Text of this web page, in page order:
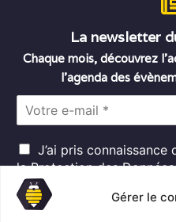
Gérer le
La newsletter
Chaque mois, découvrez
l’agenda des
l
*
R
G
D
P
J’ai pris connaissance
la Protection des Données
consens au traitement de
dans ces conditions.*